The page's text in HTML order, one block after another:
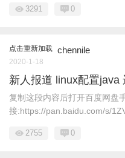
3291 0
点击重新加载 chennile
2020-1-18
新人报道 linux配置java
复制这段内容后打开百度网盘
接:https://pan.baidu.com/s/
2755 0